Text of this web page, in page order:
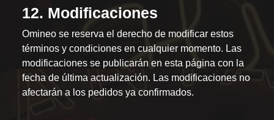
12. Modificaciones
Omineo se reserva el derecho de modificar estos
términos y condiciones en cualquier momento. Las
modificaciones se publicarán en esta página con la
fecha de última actualización. Las modificaciones no
afectarán a los pedidos ya confirmados.